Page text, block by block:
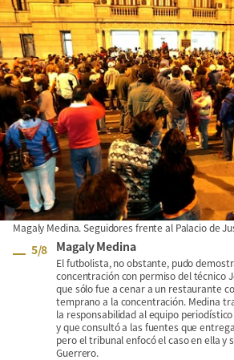
Magaly Medina. Seguidores frente al Palacio de
5/8 Magaly Medina
El futbolista, no obstante, pudo
concentración con permiso del técnico
que sólo fue a cenar a un restaurante
temprano a la concentración. Medina
la responsabilidad al equipo
y que consultó a las fuentes que
pero el tribunal enfocó el caso en ella y
Guerrero.